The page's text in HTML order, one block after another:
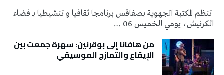
تنظم المكتبة الجهوية بصفاقس برنامجا ثقافيا و تنشيطيا بـ فضاء
الكرنيش، يومي الخميس 06 …
من هافانا إلى بوقرنين: سهرة جمعت بين
الإيقاع والتمازج الموسيقي